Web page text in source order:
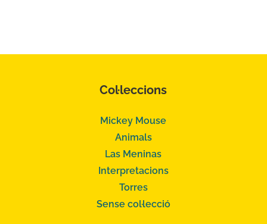
Col·leccions
Mickey Mouse
Animals
Las Meninas
Interpretacions
Torres
Sense col·lecció